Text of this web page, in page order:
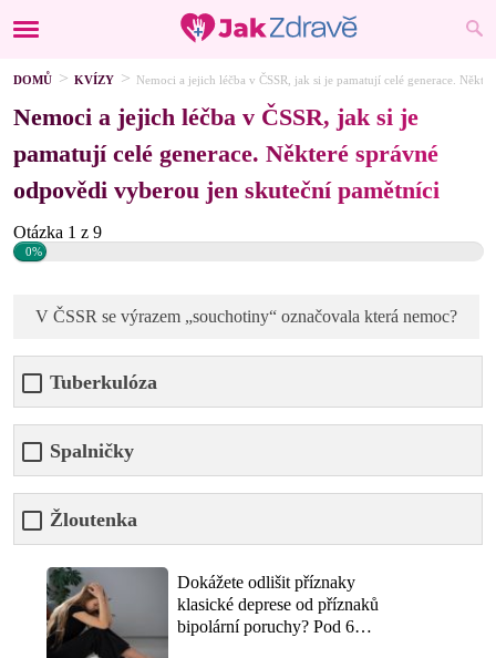
DOMŮ KVÍZY Nemoci a jejich léčba v ČSSR, jak si je pamatují celé generace.
Nemoci a jejich léčba v ČSSR, jak si je
pamatují celé generace. Některé správné
odpovědi vyberou jen skuteční pamětníci
Otázka 1 z 9
0%
V ČSSR se výrazem „souchotiny“ označovala která nemoc?
Tuberkulóza
Spalničky
Žloutenka
Dokážete odlišit příznaky
klasické deprese od příznaků
bipolární poruchy? Pod 6